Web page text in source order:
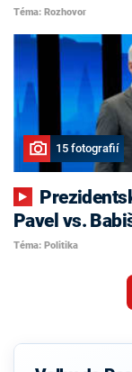
Téma: Rozhovor
15 fotografií
Pavel vs.
Téma: Politika